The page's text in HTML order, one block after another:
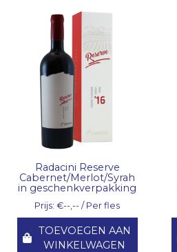
Radacini Reserve
Cabernet/Merlot/Syrah
in geschenkverpakking
Prijs: €--,-- / Per fles
TOEVOEGEN AAN
WINKELWAGEN